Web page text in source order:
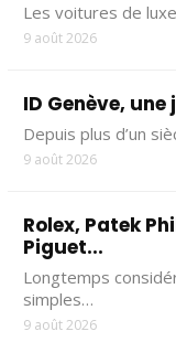
Les voitures de
9 août 2026
ID Genève,
Depuis plus d’un
9 août 2026
Rolex, Patek
Piguet...
Longtemps
simples…
9 août 2026